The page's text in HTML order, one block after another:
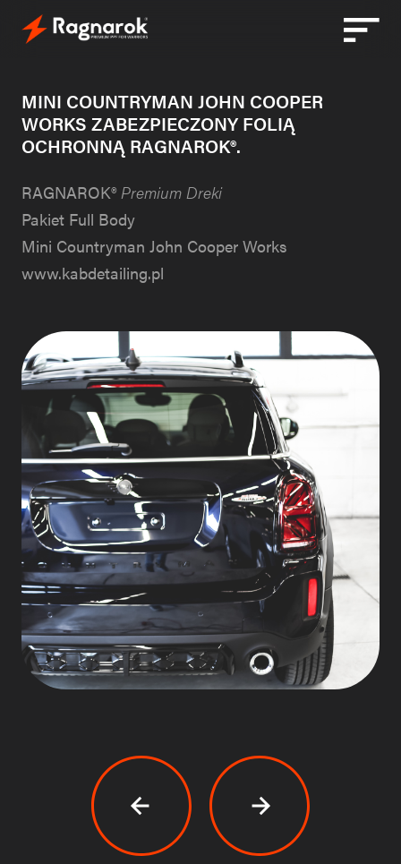
Przejdź
MINI COUNTRYMAN JOHN COOPER
WORKS ZABEZPIECZONY FOLIĄ
OCHRONNĄ RAGNAROK®.
RAGNAROK®Premium Dreki
Pakiet Full Body
Mini Countryman John Cooper Works
www.kabdetailing.pl